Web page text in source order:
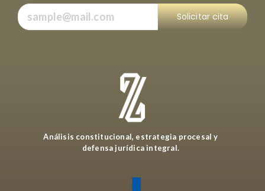
Solicitar cita
Análisis constitucional, estrategia procesal y
defensa jurídica integral.